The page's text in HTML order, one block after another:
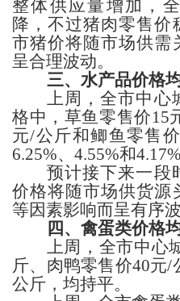
整体供应量增加，
降，不过猪肉零售价
市猪价将随市场供需
呈合理波动。
三、 水产品价格
上周，全市中心
格中， 草鱼零售价15
元/公斤和鲫鱼 零售价
6.25%、4.55%和4.17%
预计接下来一段
价格将随市场供货源
等因素影响而呈有序
四、禽蛋类价格
上周， 全市中心
斤、 肉鸭零售价40元/
公斤， 均持平。